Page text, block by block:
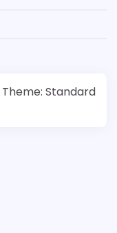
Theme: Standard